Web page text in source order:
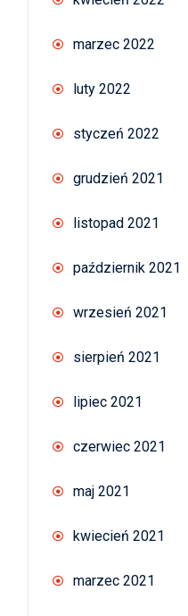
marzec 2022
luty 2022
styczeń 2022
grudzień 2021
listopad 2021
październik 2021
wrzesień 2021
sierpień 2021
lipiec 2021
czerwiec 2021
maj 2021
kwiecień 2021
marzec 2021